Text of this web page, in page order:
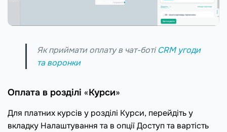
Як приймати оплату в чат-ботіCRM угоди
та воронки
Оплата в розділі «Курси»
Для платних курсів у розділі Курси, перейдіть у
вкладку Налаштування та в опції Доступ та вартість